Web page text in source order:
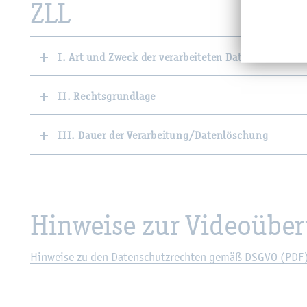
ZLL
I. Art und Zweck der verarbeiteten Daten
II. Rechtsgrundlage
III. Dauer der Verarbeitung/Datenlöschung
Hin­wei­se zur
Hin­wei­se zu den Da­ten­schutz­rech­ten gemäß DSGVO (PDF)